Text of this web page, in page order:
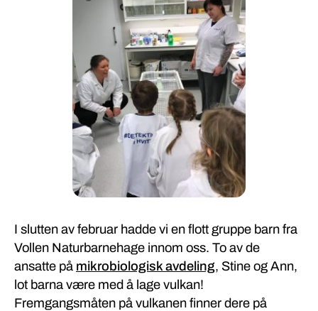
I slutten av februar hadde vi en flott gruppe barn fra
Vollen Naturbarnehage innom oss. To av de
ansatte på mikrobiologisk avdeling, Stine og Ann,
lot barna være med å lage vulkan!
Fremgangsmåten på vulkanen finner dere på